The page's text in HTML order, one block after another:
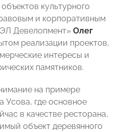
культурного
и корпоративным
Девелопмент» Олег
реализации проектов,
интересы и
памятников.
на примере
Усова, где основное
в качестве ресторана,
объект деревянного